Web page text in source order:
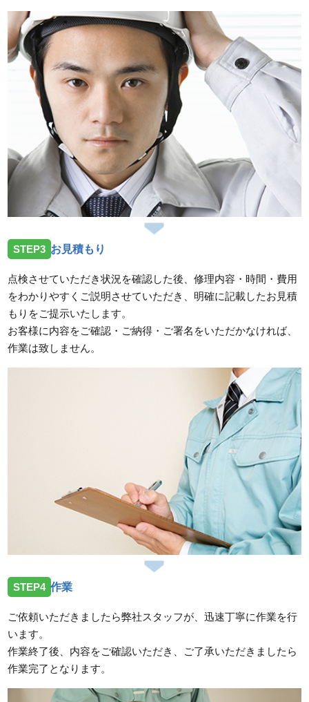
STEP3 お見積もり
点検させていただき状況を確認した後、修理内容・時間・費用
をわかりやすくご説明させていただき、明確に記載したお見積
もりをご提示いたします。
お客様に内容をご確認・ご納得・ご署名をいただかなければ、
作業は致しません。
STEP4 作業
ご依頼いただきましたら弊社スタッフが、迅速丁寧に作業を行
います。
作業終了後、内容をご確認いただき、ご了承いただきましたら
作業完了となります。